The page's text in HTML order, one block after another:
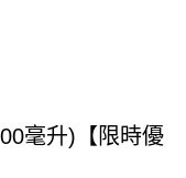
毫升)【限時優